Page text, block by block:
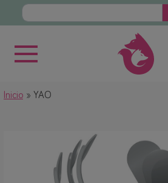
Inicio YAO